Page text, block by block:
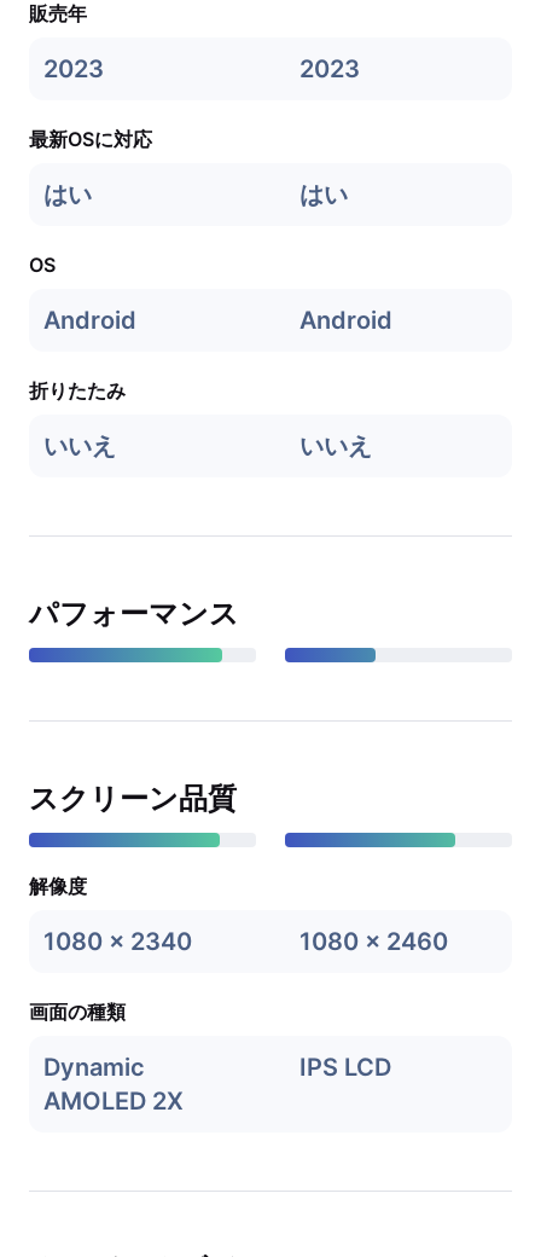
販売年
2023 2023
最新OSに対応
はい はい
OS
Android Android
折りたたみ
いいえ いいえ
パフォーマンス
スクリーン品質
解像度
1080 x 2340 1080 x 2460
画面の種類
Dynamic
AMOLED 2X
IPS LCD